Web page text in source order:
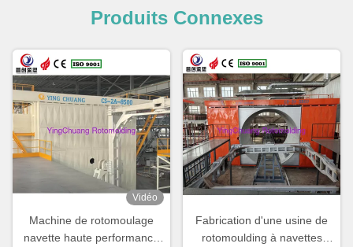
Produits Connexes
Vidéo
Machine de rotomoulage
navette haute performance
Fabrication d'une usine de
rotomoulding à navettes